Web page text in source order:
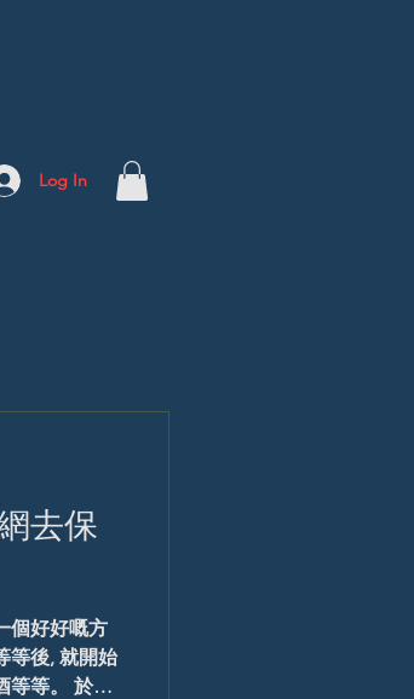
Log In
去保
個好好嘅方
等後, 就開始
等等。 於是